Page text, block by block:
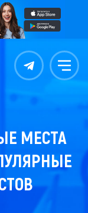
Контакты Меню
МЕСТА